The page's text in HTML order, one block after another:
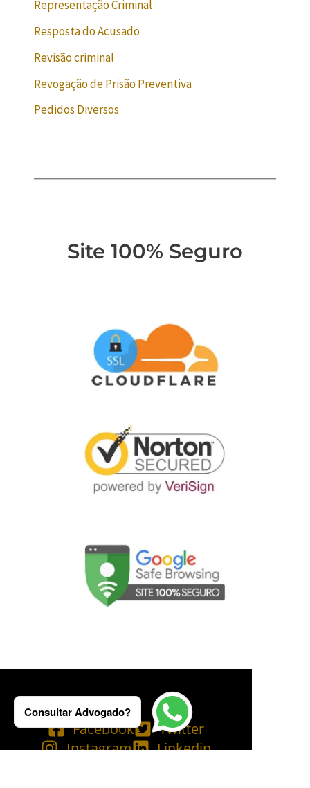
Representação Criminal
Resposta do Acusado
Revisão criminal
Revogação de Prisão Preventiva
Pedidos Diversos
Site 100% Seguro
Facebook
Twitter
Instagram
Linkedin
Consultar Advogado?